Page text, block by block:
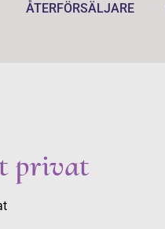
ÅTERFÖRSÄLJARE
privat